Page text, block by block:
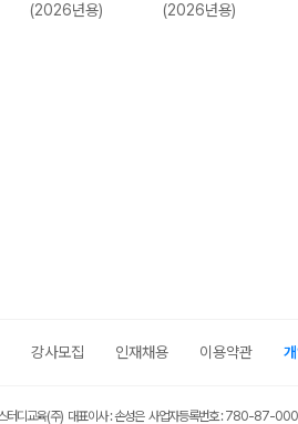
(2026년용)
(2026년용)
강사모집 인재채용 이용약관
터디교육(주) 대표이사 : 손성은 사업자등록번호 : 780-87-